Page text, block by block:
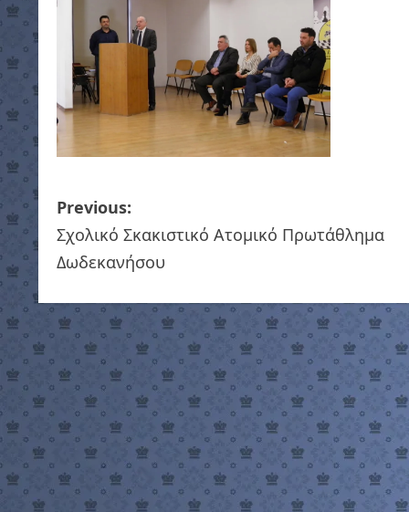
P
o
t
n
v
i
Previous:
Σχολικό Σκακιστικό Ατομικό Πρωτάθλημα
Δωδεκανήσου